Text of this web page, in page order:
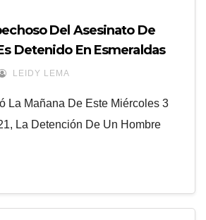
Del Asesinato De
Detenido En Esmeraldas
LEIDY LEMA
La Mañana De Este Miércoles 3
La Detención De Un Hombre